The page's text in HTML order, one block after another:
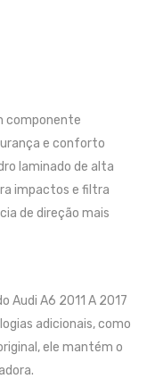
componente
e conforto
laminado de alta
impactos e filtra
de direção mais
Audi A6 2011 A 2017
adicionais, como
ele mantém o